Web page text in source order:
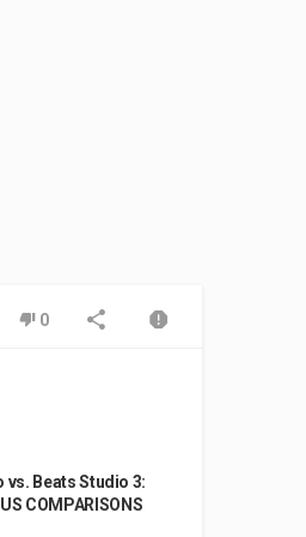
0
Beats Studio 3:
COMPARISONS